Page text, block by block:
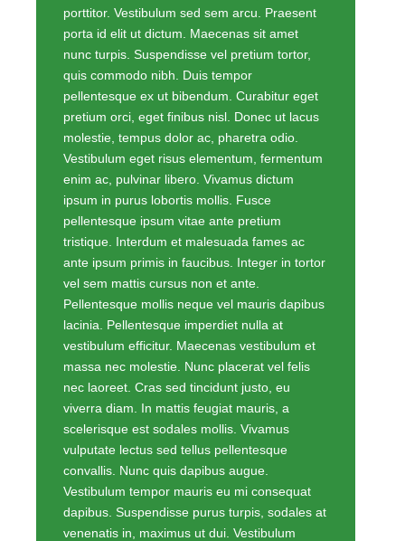
porttitor. Vestibulum sed sem arcu. Praesent
porta id elit ut dictum. Maecenas sit amet
nunc turpis. Suspendisse vel pretium tortor,
quis commodo nibh. Duis tempor
pellentesque ex ut bibendum. Curabitur eget
pretium orci, eget finibus nisl. Donec ut lacus
molestie, tempus dolor ac, pharetra odio.
Vestibulum eget risus elementum, fermentum
enim ac, pulvinar libero. Vivamus dictum
ipsum in purus lobortis mollis. Fusce
pellentesque ipsum vitae ante pretium
tristique. Interdum et malesuada fames ac
ante ipsum primis in faucibus. Integer in tortor
vel sem mattis cursus non et ante.
Pellentesque mollis neque vel mauris dapibus
lacinia. Pellentesque imperdiet nulla at
vestibulum efficitur. Maecenas vestibulum et
massa nec molestie. Nunc placerat vel felis
nec laoreet. Cras sed tincidunt justo, eu
viverra diam. In mattis feugiat mauris, a
scelerisque est sodales mollis. Vivamus
vulputate lectus sed tellus pellentesque
convallis. Nunc quis dapibus augue.
Vestibulum tempor mauris eu mi consequat
dapibus. Suspendisse purus turpis, sodales at
venenatis in, maximus ut dui. Vestibulum